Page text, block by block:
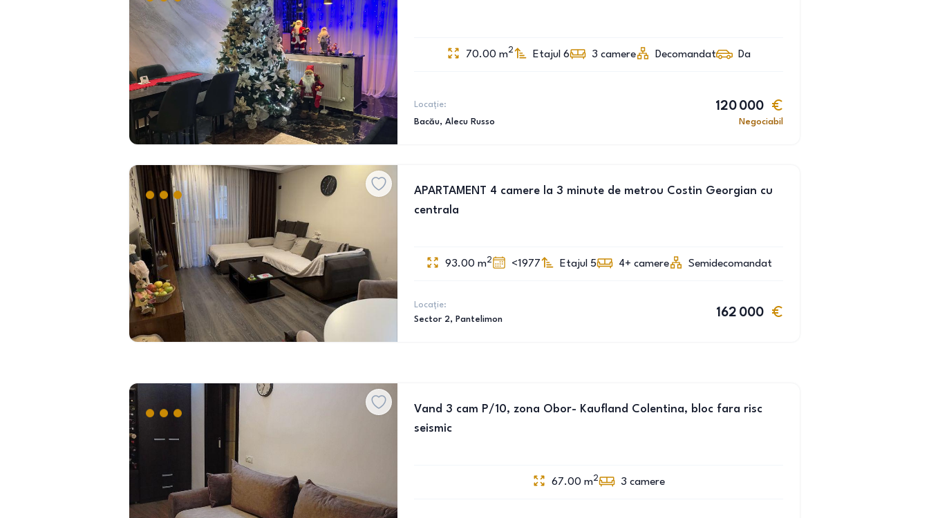
70.00 m2 Etajul 6 3 camere Decomandat Da
Locație:
Bacău, Alecu Russo
120 000
Negociabil
APARTAMENT 4 camere la 3 minute de metrou Costin Georgian cu
centrala
93.00 m2 <1977 Etajul 5 4+ camere Semidecomandat
Locație:
Sector 2, Pantelimon
162 000
Vand 3 cam P/10, zona Obor- Kaufland Colentina, bloc fara risc
seismic
67.00 m2 3 camere